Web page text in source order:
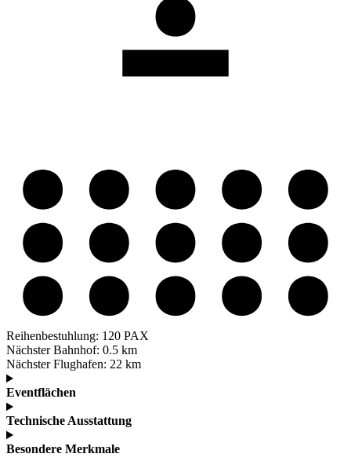
Reihenbestuhlung: 120 PAX
Nächster Bahnhof: 0.5 km
Nächster Flughafen: 22 km
Eventflächen
Technische Ausstattung
Besondere Merkmale